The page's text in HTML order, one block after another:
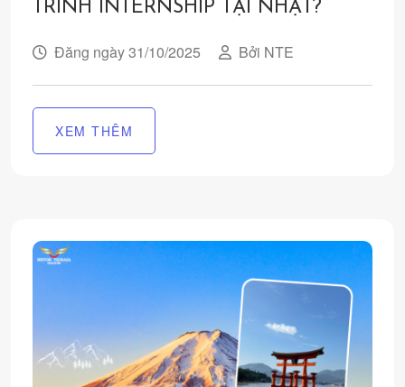
TRÌNH INTERNSHIP TẠI NHẬT?
Đăng ngày 31/10/2025 Bởi NTE
XEM THÊM